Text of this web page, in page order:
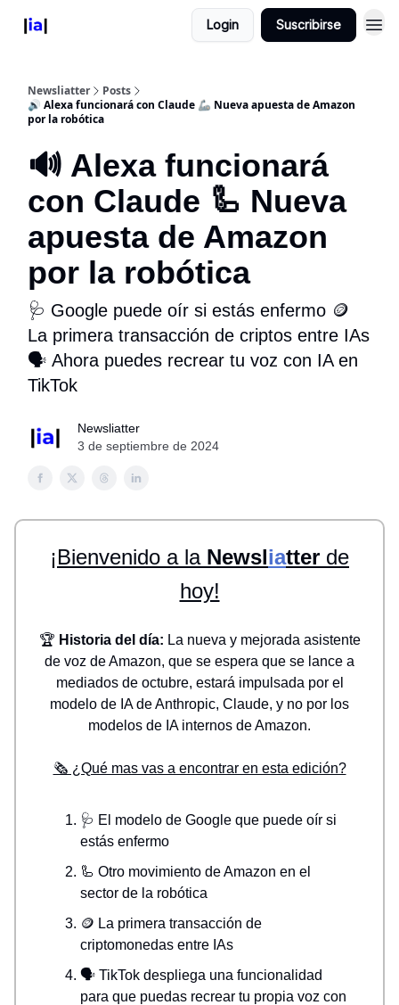
Login Suscribirse
Newsliatter
Posts
🔊 Alexa funcionará con Claude 🦾 Nueva apuesta de Amazon
por la robótica
🔊 Alexa funcionará
con Claude 🦾 Nueva
apuesta de Amazon
por la robótica
🩺 Google puede oír si estás enfermo 🪙
La primera transacción de criptos entre IAs
🗣️ Ahora puedes recrear tu voz con IA en
TikTok
Newsliatter
3 de septiembre de 2024
¡Bienvenido a la Newsliatter de
hoy!
🏆 Historia del día: La nueva y mejorada asistente
de voz de Amazon, que se espera que se lance a
mediados de octubre, estará impulsada por el
modelo de IA de Anthropic, Claude, y no por los
modelos de IA internos de Amazon.
🗞️ ¿Qué mas vas a encontrar en esta edición?
🩺 El modelo de Google que puede oír si
estás enfermo
🦾 Otro movimiento de Amazon en el
sector de la robótica
🪙 La primera transacción de
criptomonedas entre IAs
🗣️ TikTok despliega una funcionalidad
para que puedas recrear tu propia voz con